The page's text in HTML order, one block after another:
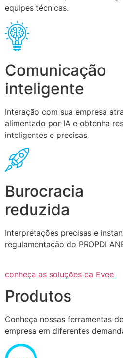
equipes técnicas.
Comunicação
inteligente
Interação com sua empresa
alimentado por IA e obtenha
inteligentes e precisas.
Burocracia
reduzida
Interpretações precisas e
regulamentação do PROPDI
conheça as soluções da Evee
Produtos
Conheça nossas ferramentas
empresa em diferentes